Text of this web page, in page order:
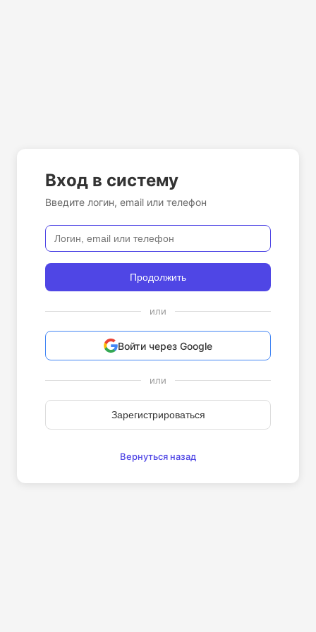
Вход в систему
Введите логин, email или телефон
Продолжить
или
Войти через Google
или
Зарегистрироваться
Вернуться назад